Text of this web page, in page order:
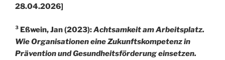
28.04.2026]
³ Eßwein, Jan (2023):Achtsamkeit am Arbeitsplatz.
Wie Organisationen eine Zukunftskompetenz in
Prävention und Gesundheitsförderung einsetzen.